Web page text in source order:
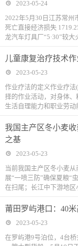
2023-05-24
2022年5月30日江苏常州
死亡直接经济损失
龙汽车灯具厂“5·30”较大
儿童康复治疗技术
2023-05-23
作业疗法的定义作业疗法
择的作业活动，对身体
生活自理能力和职业劳动
我国主产区冬小麦
之基
2023-05-23
当前我国主产区冬小麦
展“一喷三防”确保夏粮“
在扫尾；长江中下游地区
莆田罗屿港口：40
2023-05-23
在罗屿港9号泊位，4台